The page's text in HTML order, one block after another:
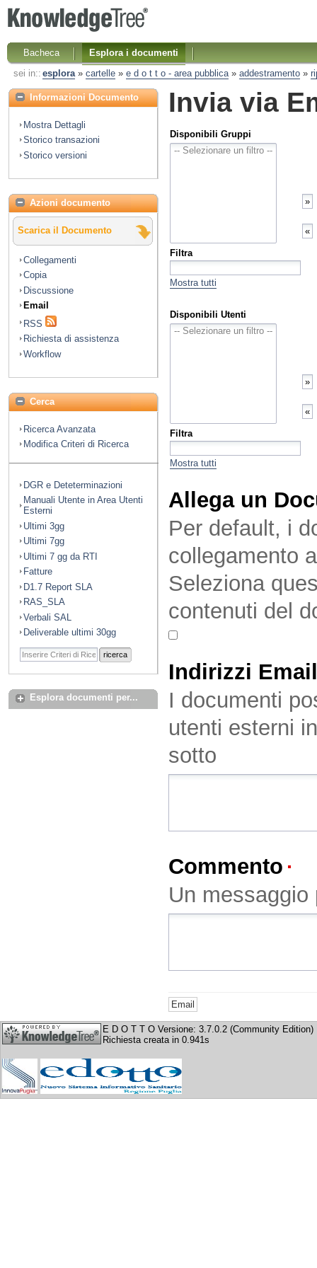
Bacheca
Esplora i documenti
sei in:: esplora» cartelle» e d o t t o - area pubblica» addestramento»
Informazioni Documento
Mostra Dettagli
Storico transazioni
Storico versioni
Azioni documento
Scarica il Documento
Collegamenti
Copia
Discussione
Email
RSS
Richiesta di assistenza
Workflow
Cerca
Ricerca Avanzata
Modifica Criteri di Ricerca
DGR e Deteterminazioni
Manuali Utente in Area Utenti
Esterni
Ultimi 3gg
Ultimi 7gg
Ultimi 7 gg da RTI
Fatture
D1.7 Report SLA
RAS_SLA
Verbali SAL
Deliverable ultimi 30gg
ricerca
Esplora documenti per...
Invia via
Disponibili Gruppi
Filtra
Mostra tutti
Disponibili Utenti
Filtra
Mostra tutti
Allega un
Per default, i
collegamento
Seleziona
contenuti del
Indirizzi Email
I documenti
utenti esterni
sotto
Commento
Un
E D O T T O Versione: 3.7.0.2 (Community Edition)
Richiesta creata in 0.941s